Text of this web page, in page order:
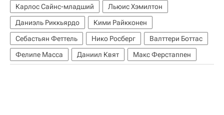
Карлос Сайнс-младший
Льюис Хэмилтон
Даниэль Риккьярдо
Кими Райкконен
Себастьян Феттель
Нико Росберг
Валттери Боттас
Фелипе Масса
Даниил Квят Макс Ферстаппен